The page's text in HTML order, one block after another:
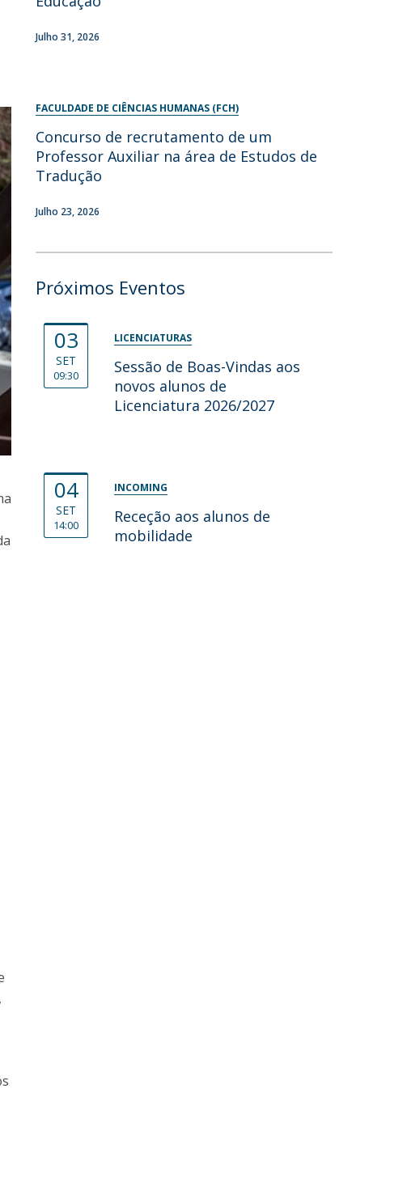
Julho 31, 2026
FACULDADE DE CIÊNCIAS HUMANAS (FCH)
Concurso de recrutamento de um
Professor Auxiliar na área de Estudos de
Tradução
Julho 23, 2026
Próximos Eventos
03
SET
09:30
LICENCIATURAS
Sessão de Boas-Vindas aos
novos alunos de
Licenciatura 2026/2027
04
SET
14:00
INCOMING
Receção aos alunos de
mobilidade